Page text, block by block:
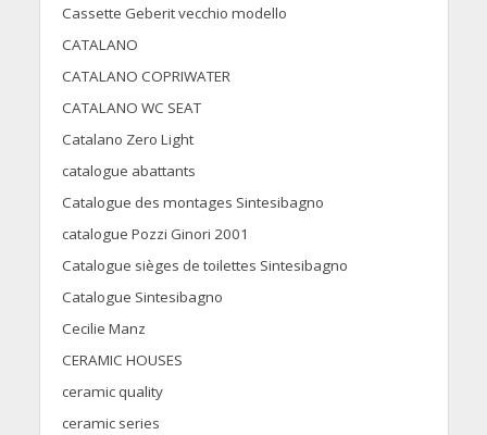
Cassette Geberit vecchio modello
CATALANO
CATALANO COPRIWATER
CATALANO WC SEAT
Catalano Zero Light
catalogue abattants
Catalogue des montages Sintesibagno
catalogue Pozzi Ginori 2001
Catalogue sièges de toilettes Sintesibagno
Catalogue Sintesibagno
Cecilie Manz
CERAMIC HOUSES
ceramic quality
ceramic series